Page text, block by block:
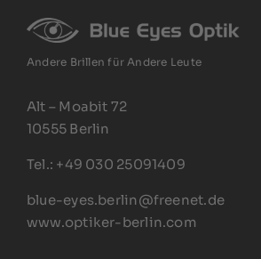
Andere Brillen für Andere Leute
Alt – Moabit 72
10555 Berlin
Tel.: +49 030 25091409
blue-eyes.berlin@freenet.de
www.optiker-berlin.com